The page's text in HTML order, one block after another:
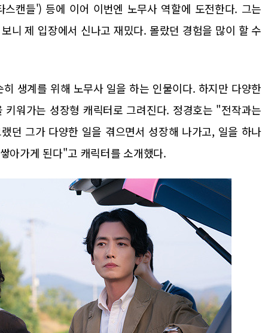
캔들') 등에 이어 이번엔 노무사 역할에 도전한다. 그는
니 제 입장에서 신나고 재밌다. 몰랐던 경험을 많이 할 수
생계를 위해 노무사 일을 하는 인물이다. 하지만 다양한
워가는 성장형 캐릭터로 그려진다. 정경호는 "전작과는
던 그가 다양한 일을 겪으면서 성장해 나가고, 일을 하나
아가게 된다"고 캐릭터를 소개했다.